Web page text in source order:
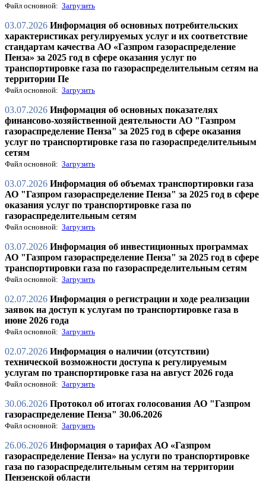
Файл основной: Загрузить
03.07.2026 Информация об основных потребительских
характеристиках регулируемых услуг и их соответствие
стандартам качества АО «Газпром газораспределение
Пенза» за 2025 год в сфере оказания услуг по
транспортировке газа по газораспределительным сетям на
территории Пе
Файл основной: Загрузить
03.07.2026 Информация об основных показателях
финансово-хозяйственной деятельности АО "Газпром
газораспределение Пенза" за 2025 год в сфере оказания
услуг по транспортировке газа по газораспределительным
сетям
Файл основной: Загрузить
03.07.2026 Информация об объемах транспортировки газа
АО "Газпром газораспределение Пенза" за 2025 год в сфере
оказания услуг по транспортировке газа по
газораспределительным сетям
Файл основной: Загрузить
03.07.2026 Информация об инвестиционных программах
АО "Газпром газораспределение Пенза" за 2025 год в сфере
транспортировки газа по газораспределительным сетям
Файл основной: Загрузить
02.07.2026 Информация о регистрации и ходе реализации
заявок на доступ к услугам по транспортировке газа в
июне 2026 года
Файл основной: Загрузить
02.07.2026 Информация о наличии (отсутствии)
технической возможности доступа к регулируемым
услугам по транспортировке газа на август 2026 года
Файл основной: Загрузить
30.06.2026 Протокол об итогах голосования АО "Газпром
газораспределение Пенза" 30.06.2026
Файл основной: Загрузить
26.06.2026 Информация о тарифах АО «Газпром
газораспределение Пенза» на услуги по транспортировке
газа по газораспределительным сетям на территории
Пензенской области